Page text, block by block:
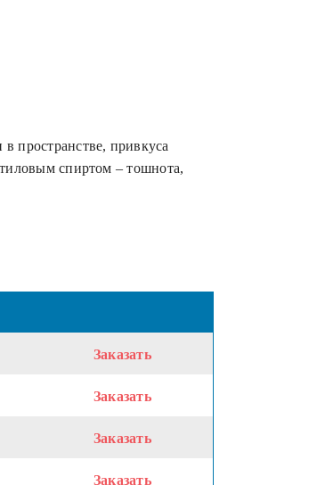
пространстве, привкуса
спиртом – тошнота,
Заказать
Заказать
Заказать
Заказать